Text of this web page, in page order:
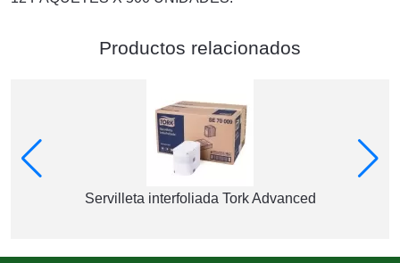
Productos relacionados
Servilleta interfoliada Tork Advanced